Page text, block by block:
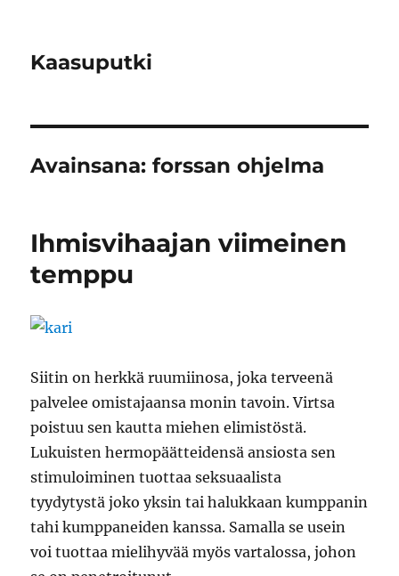
Kaasuputki
Avainsana:forssan ohjelma
Ihmisvihaajan viimeinen
temppu
Siitin on herkkä ruumiinosa, joka terveenä
palvelee omistajaansa monin tavoin. Virtsa
poistuu sen kautta miehen elimistöstä.
Lukuisten hermopäätteidensä ansiosta sen
stimuloiminen tuottaa seksuaalista
tyydytystä joko yksin tai halukkaan kumppanin
tahi kumppaneiden kanssa. Samalla se usein
voi tuottaa mielihyvää myös vartalossa, johon